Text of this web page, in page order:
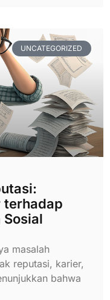
UNCATEGORIZED
terhadap
Sosial
masalah
reputasi, karier,
bahwa